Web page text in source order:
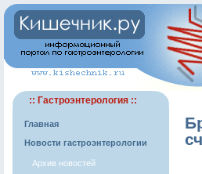
:: Гастроэнтерология ::
Главная
Новости гастроэнтерологии
Архив новостей